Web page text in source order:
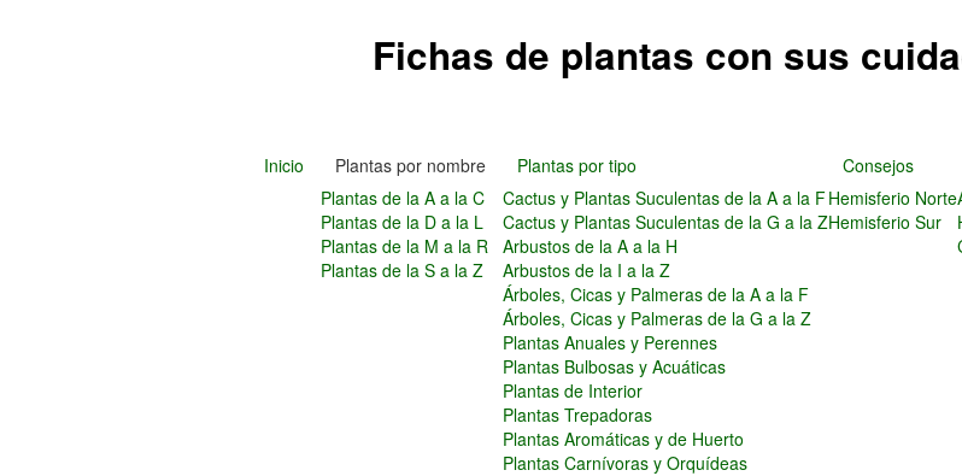
Fichas de plantas con sus
Inicio
Plantas por nombre
Plantas de la A a la C
Plantas de la D a la L
Plantas de la M a la R
Plantas de la S a la Z
Plantas por tipo
Cactus y Plantas Suculentas de la A a la F
Cactus y Plantas Suculentas de la G a la Z
Arbustos de la A a la H
Arbustos de la I a la Z
Árboles, Cicas y Palmeras de la A a la F
Árboles, Cicas y Palmeras de la G a la Z
Plantas Anuales y Perennes
Plantas Bulbosas y Acuáticas
Plantas de Interior
Plantas Trepadoras
Plantas Aromáticas y de Huerto
Plantas Carnívoras y Orquídeas
Consejos
Hemisferio Norte
Hemisferio Sur